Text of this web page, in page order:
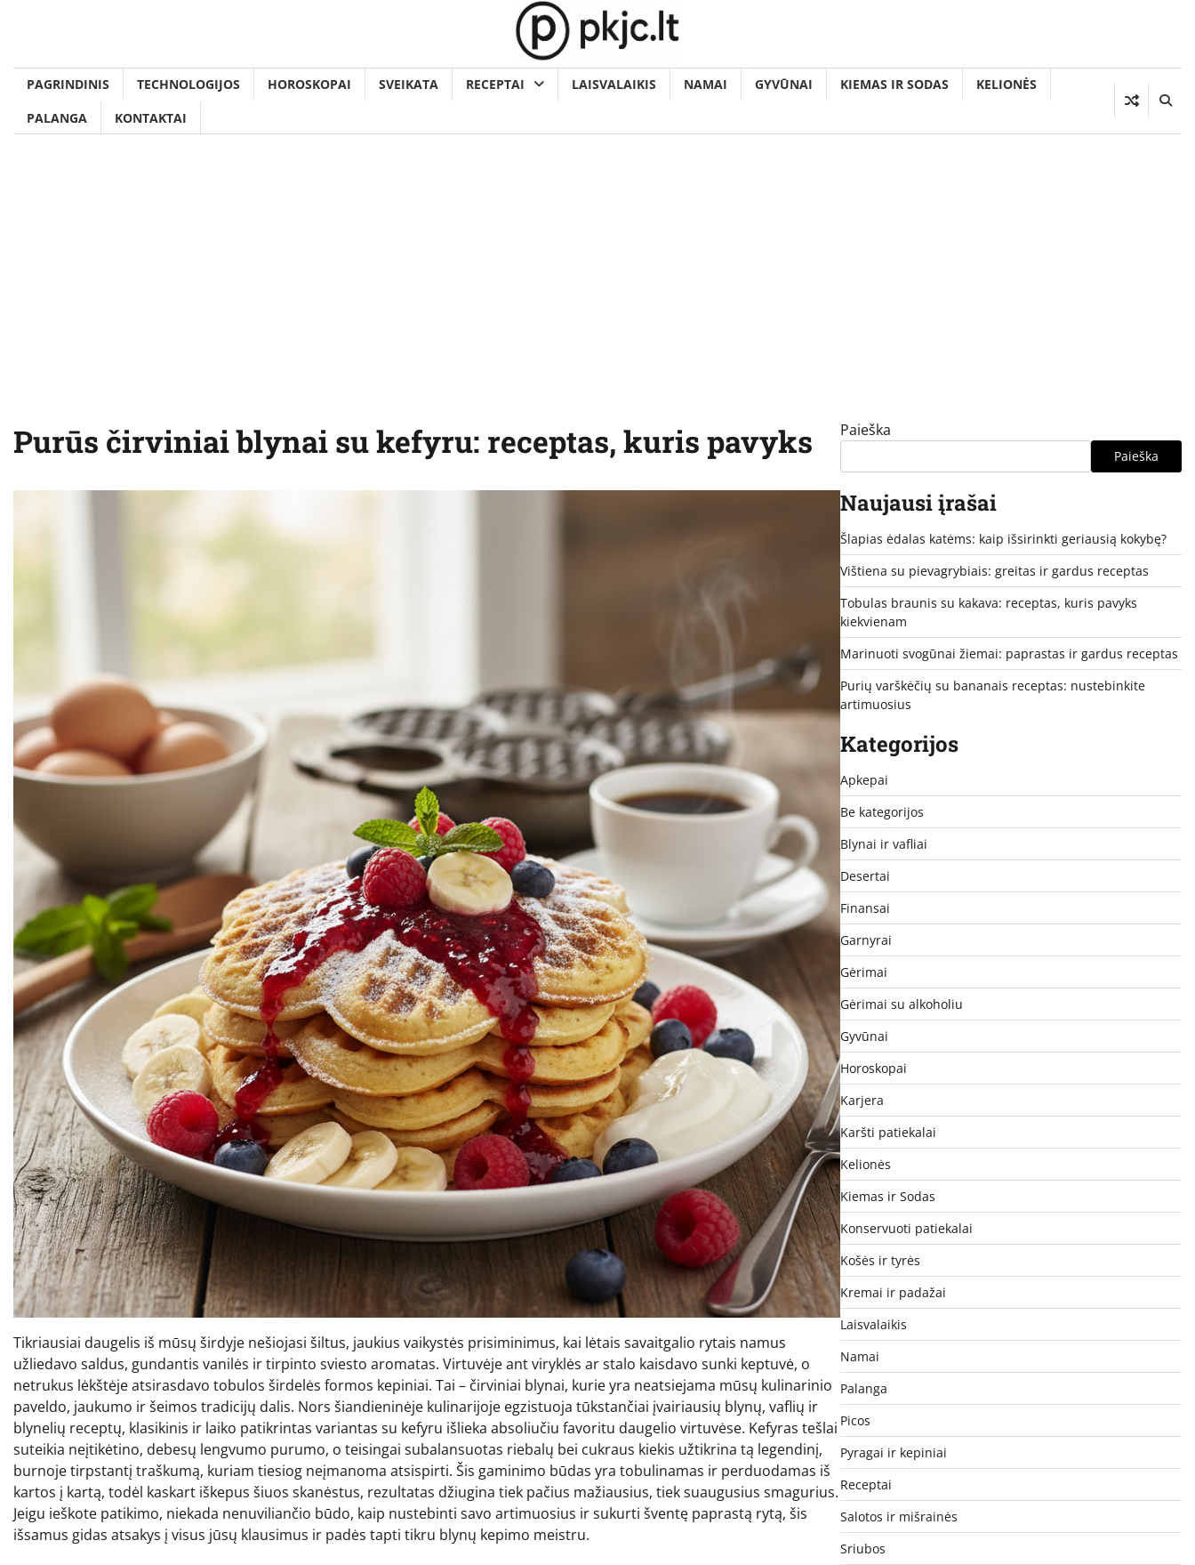
PAGRINDINIS TECHNOLOGIJOS HOROSKOPAI SVEIKATA RECEPTAI LAISVALAIKIS NAMAI GYVŪNAI KIEMAS IR SODAS
KELIONĖS
PALANGA
KONTAKTAI
Purūs čirviniai blynai su kefyru: receptas, kuris pavyks
Tikriausiai daugelis iš mūsų širdyje nešiojasi šiltus, jaukius vaikystės prisiminimus, kai lėtais savaitgalio rytais namus
užliedavo saldus, gundantis vanilės ir tirpinto sviesto aromatas. Virtuvėje ant viryklės ar stalo kaisdavo sunki keptuvė, o
netrukus lėkštėje atsirasdavo tobulos širdelės formos kepiniai. Tai – čirviniai blynai, kurie yra neatsiejama mūsų kulinarinio
paveldo, jaukumo ir šeimos tradicijų dalis. Nors šiandieninėje kulinarijoje egzistuoja tūkstančiai įvairiausių blynų, vaflių ir
blynelių receptų, klasikinis ir laiko patikrintas variantas su kefyru išlieka absoliučiu favoritu daugelio virtuvėse. Kefyras tešlai
suteikia neįtikėtino, debesų lengvumo purumo, o teisingai subalansuotas riebalų bei cukraus kiekis užtikrina tą legendinį,
burnoje tirpstantį traškumą, kuriam tiesiog neįmanoma atsispirti. Šis gaminimo būdas yra tobulinamas ir perduodamas iš
kartos į kartą, todėl kaskart iškepus šiuos skanėstus, rezultatas džiugina tiek pačius mažiausius, tiek suaugusius smagurius.
Jeigu ieškote patikimo, niekada nenuviliančio būdo, kaip nustebinti savo artimuosius ir sukurti šventę paprastą rytą, šis
išsamus gidas atsakys į visus jūsų klausimus ir padės tapti tikru blynų kepimo meistru.
Paieška
Paieška
Naujausi įrašai
Šlapias ėdalas katėms: kaip išsirinkti geriausią kokybę?
Vištiena su pievagrybiais: greitas ir gardus receptas
Tobulas braunis su kakava: receptas, kuris pavyks
kiekvienam
Marinuoti svogūnai žiemai: paprastas ir gardus receptas
Purių varškėčių su bananais receptas: nustebinkite
artimuosius
Kategorijos
Apkepai
Be kategorijos
Blynai ir vafliai
Desertai
Finansai
Garnyrai
Gėrimai
Gėrimai su alkoholiu
Gyvūnai
Horoskopai
Karjera
Karšti patiekalai
Kelionės
Kiemas ir Sodas
Konservuoti patiekalai
Košės ir tyrės
Kremai ir padažai
Laisvalaikis
Namai
Palanga
Picos
Pyragai ir kepiniai
Receptai
Salotos ir mišrainės
Sriubos